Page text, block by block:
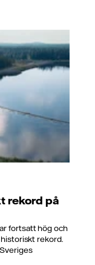
rekord på
fortsatt hög och
rekord.